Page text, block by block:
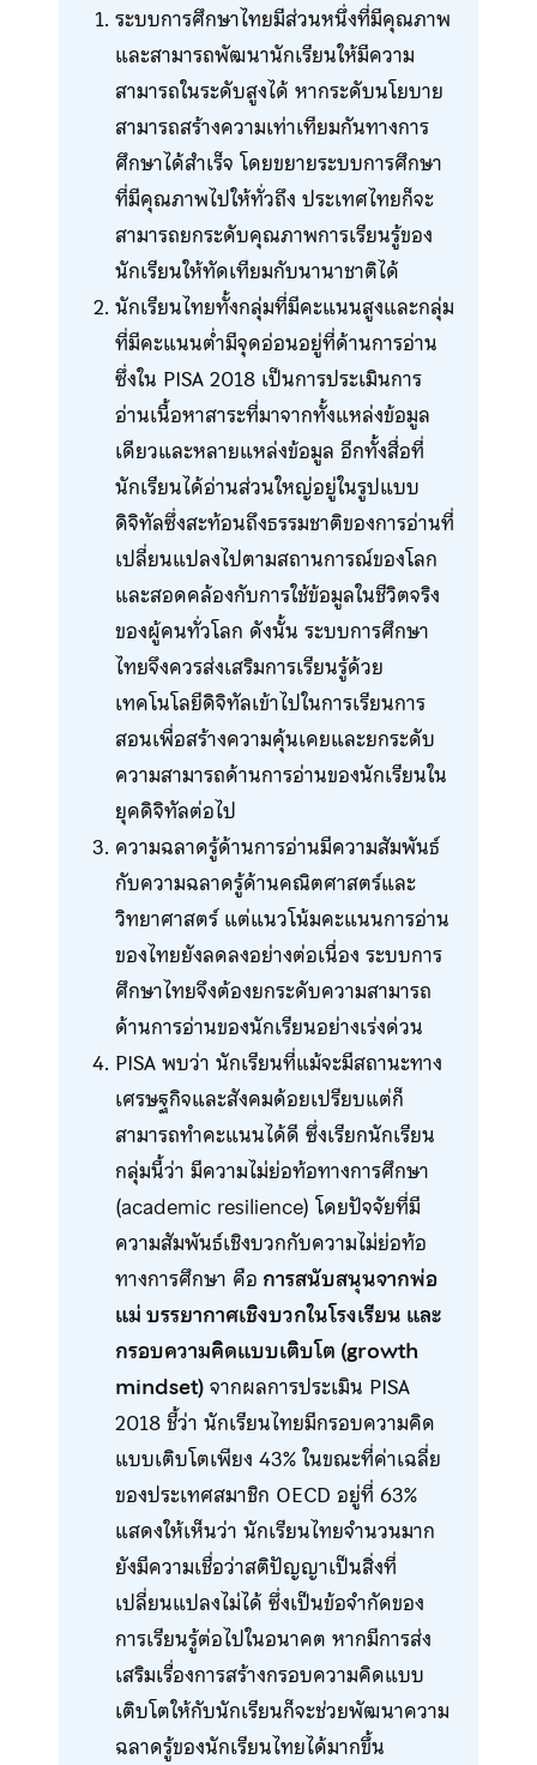
ระบบการศึกษาไทยมีส่วนหนึ่งที่มีคุณภาพ
และสามารถพัฒนานักเรียนให้มีความ
สามารถในระดับสูงได้ หากระดับนโยบาย
สามารถสร้างความเท่าเทียมกันทางการ
ศึกษาได้สำเร็จ โดยขยายระบบการศึกษา
ที่มีคุณภาพไปให้ทั่วถึง ประเทศไทยก็จะ
สามารถยกระดับคุณภาพการเรียนรู้ของ
นักเรียนให้ทัดเทียมกับนานาชาติได้
นักเรียนไทยทั้งกลุ่มที่มีคะแนนสูงและกลุ่ม
ที่มีคะแนนต่ำมีจุดอ่อนอยู่ที่ด้านการอ่าน
ซึ่งใน PISA 2018 เป็นการประเมินการ
อ่านเนื้อหาสาระที่มาจากทั้งแหล่งข้อมูล
เดียวและหลายแหล่งข้อมูล อีกทั้งสื่อที่
นักเรียนได้อ่านส่วนใหญ่อยู่ในรูปแบบ
ดิจิทัลซึ่งสะท้อนถึงธรรมชาติของการอ่านที่
เปลี่ยนแปลงไปตามสถานการณ์ของโลก
และสอดคล้องกับการใช้ข้อมูลในชีวิตจริง
ของผู้คนทั่วโลก ดังนั้น ระบบการศึกษา
ไทยจึงควรส่งเสริมการเรียนรู้ด้วย
เทคโนโลยีดิจิทัลเข้าไปในการเรียนการ
สอนเพื่อสร้างความคุ้นเคยและยกระดับ
ความสามารถด้านการอ่านของนักเรียนใน
ยุคดิจิทัลต่อไป
ความฉลาดรู้ด้านการอ่านมีความสัมพันธ์
กับความฉลาดรู้ด้านคณิตศาสตร์และ
วิทยาศาสตร์ แต่แนวโน้มคะแนนการอ่าน
ของไทยยังลดลงอย่างต่อเนื่อง ระบบการ
ศึกษาไทยจึงต้องยกระดับความสามารถ
ด้านการอ่านของนักเรียนอย่างเร่งด่วน
PISA พบว่า นักเรียนที่แม้จะมีสถานะทาง
เศรษฐกิจและสังคมด้อยเปรียบแต่ก็
สามารถทำคะแนนได้ดี ซึ่งเรียกนักเรียน
กลุ่มนี้ว่า มีความไม่ย่อท้อทางการศึกษา
(academic resilience) โดยปัจจัยที่มี
ความสัมพันธ์เชิงบวกกับความไม่ย่อท้อ
ทางการศึกษา คือ การสนับสนุนจากพ่อ
แม่ บรรยากาศเชิงบวกในโรงเรียน และ
กรอบความคิดแบบเติบโต (growth
mindset)จากผลการประเมิน PISA
2018 ชี้ว่า นักเรียนไทยมีกรอบความคิด
แบบเติบโตเพียง 43% ในขณะที่ค่าเฉลี่ย
ของประเทศสมาชิก OECD อยู่ที่ 63%
แสดงให้เห็นว่า นักเรียนไทยจำนวนมาก
ยังมีความเชื่อว่าสติปัญญาเป็นสิ่งที่
เปลี่ยนแปลงไม่ได้ ซึ่งเป็นข้อจำกัดของ
การเรียนรู้ต่อไปในอนาคต หากมีการส่ง
เสริมเรื่องการสร้างกรอบความคิดแบบ
เติบโตให้กับนักเรียนก็จะช่วยพัฒนาความ
ฉลาดรู้ของนักเรียนไทยได้มากขึ้น